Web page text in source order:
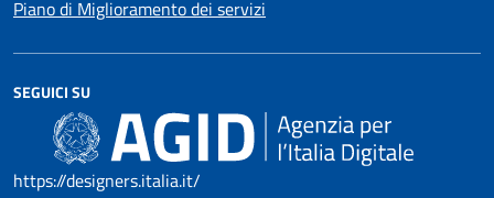
Piano di Miglioramento dei servizi
SEGUICI SU
https://designers.italia.it/